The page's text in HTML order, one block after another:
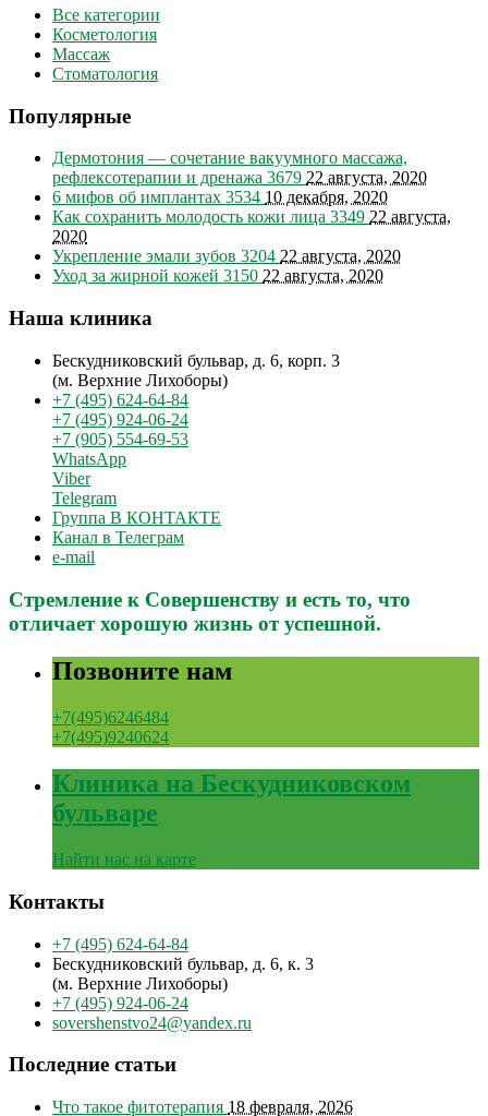
Все категории
Косметология
Массаж
Стоматология
Популярные
Дермотония — сочетание вакуумного массажа,
рефлексотерапии и дренажа 3679 22 августа, 2020
6 мифов об имплантах 3534 10 декабря, 2020
Как сохранить молодость кожи лица 3349 22 августа,
2020
Укрепление эмали зубов 3204 22 августа, 2020
Уход за жирной кожей 3150 22 августа, 2020
Наша клиника
Бескудниковский бульвар, д. 6, корп. 3
(м. Верхние Лихоборы)
+7 (495) 624-64-84
+7 (495) 924-06-24
+7 (905) 554-69-53
WhatsApp
Viber
Telegram
Группа В КОНТАКТЕ
Канал в Телеграм
e-mail
Стремление к Совершенству и есть то, что
отличает хорошую жизнь от успешной.
Позвоните нам
+7(495)6246484
+7(495)9240624
Клиника на Бескудниковском
бульваре
Найти нас на карте
Контакты
+7 (495) 624-64-84
Бескудниковский бульвар, д. 6, к. 3
(м. Верхние Лихоборы)
+7 (495) 924-06-24
sovershenstvo24@yandex.ru
Последние статьи
Что такое фитотерапия 18 февраля, 2026